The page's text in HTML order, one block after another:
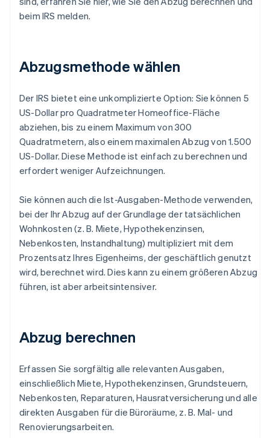
beim IRS melden.
Abzugsmethode wählen
Der IRS bietet eine unkomplizierte Option: Sie können 5
US-Dollar pro Quadratmeter Homeoffice-Fläche
abziehen, bis zu einem Maximum von 300
Quadratmetern, also einem maximalen Abzug von 1.500
US-Dollar. Diese Methode ist einfach zu berechnen und
erfordert weniger Aufzeichnungen.
Sie können auch die Ist-Ausgaben-Methode verwenden,
bei der Ihr Abzug auf der Grundlage der tatsächlichen
Wohnkosten (z. B. Miete, Hypothekenzinsen,
Nebenkosten, Instandhaltung) multipliziert mit dem
Prozentsatz Ihres Eigenheims, der geschäftlich genutzt
wird, berechnet wird. Dies kann zu einem größeren Abzug
führen, ist aber arbeitsintensiver.
Abzug berechnen
Erfassen Sie sorgfältig alle relevanten Ausgaben,
einschließlich Miete, Hypothekenzinsen, Grundsteuern,
Nebenkosten, Reparaturen, Hausratversicherung und alle
direkten Ausgaben für die Büroräume, z. B. Mal- und
Renovierungsarbeiten.